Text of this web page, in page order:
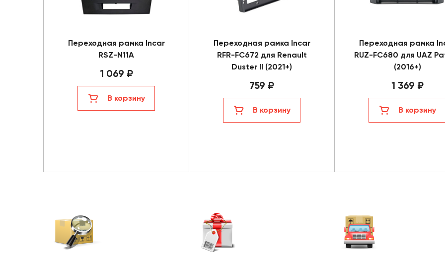
Переходная рамка Incar
RSZ-N11A
1 069 ₽
В корзину
Переходная рамка Incar
RFR-FC672 для Renault
Duster II (2021+)
759 ₽
В корзину
Переходная рамка
RUZ-FC680 для UAZ
(2016+)
1 369 ₽
В корзину